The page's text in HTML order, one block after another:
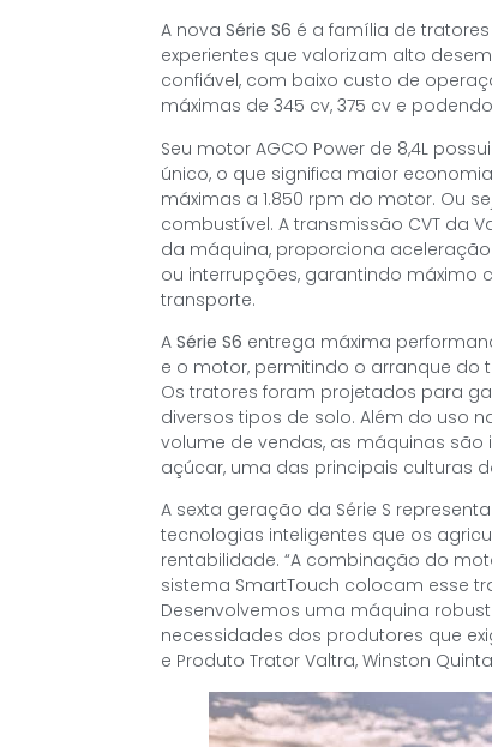
A nova Série S6 é a família de
experientes que valorizam alto
confiável, com baixo custo de
máximas de 345 cv, 375 cv e
Seu motor AGCO Power de 8,4L
único, o que significa maior
máximas a 1.850 rpm do motor. Ou
combustível. A transmissão CVT da
da máquina, proporciona
ou interrupções, garantindo
transporte.
A Série S6 entrega máxima
e o motor, permitindo o arranque do
Os tratores foram projetados para
diversos tipos de solo. Além do uso
volume de vendas, as máquinas
açúcar, uma das principais culturas
A sexta geração da Série S
tecnologias inteligentes que os
rentabilidade. “A combinação do
sistema SmartTouch colocam esse
Desenvolvemos uma máquina
necessidades dos produtores que
e Produto Trator Valtra, Winston